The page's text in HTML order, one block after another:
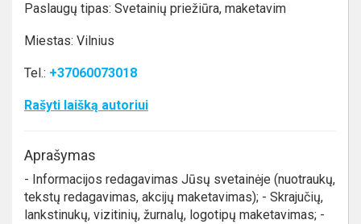
Paslaugų tipas: Svetainių priežiūra, maketavim
Miestas: Vilnius
Tel.: +37060073018
Rašyti laišką autoriui
Aprašymas
- Informacijos redagavimas Jūsų svetainėje (nuotraukų,
tekstų redagavimas, akcijų maketavimas); - Skrajučių,
lankstinukų, vizitinių, žurnalų, logotipų maketavimas; -